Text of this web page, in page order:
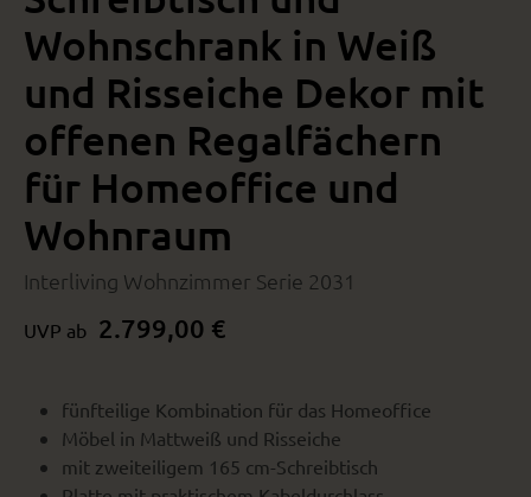
Wohnschrank in Weiß
und Risseiche Dekor mit
offenen Regalfächern
für Homeoffice und
Wohnraum
Interliving Wohnzimmer Serie 2031
UVP ab 2.799,00 €
fünfteilige Kombination für das Homeoffice
Möbel in Mattweiß und Risseiche
mit zweiteiligem 165 cm-Schreibtisch